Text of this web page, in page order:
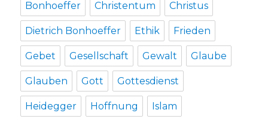
Bonhoeffer Christentum Christus
Dietrich Bonhoeffer Ethik Frieden
Gebet Gesellschaft Gewalt Glaube
Glauben Gott Gottesdienst
Heidegger Hoffnung Islam